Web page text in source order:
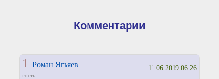
Комментарии
1 Роман Ягьяев
гость
11.06.2019 06:26